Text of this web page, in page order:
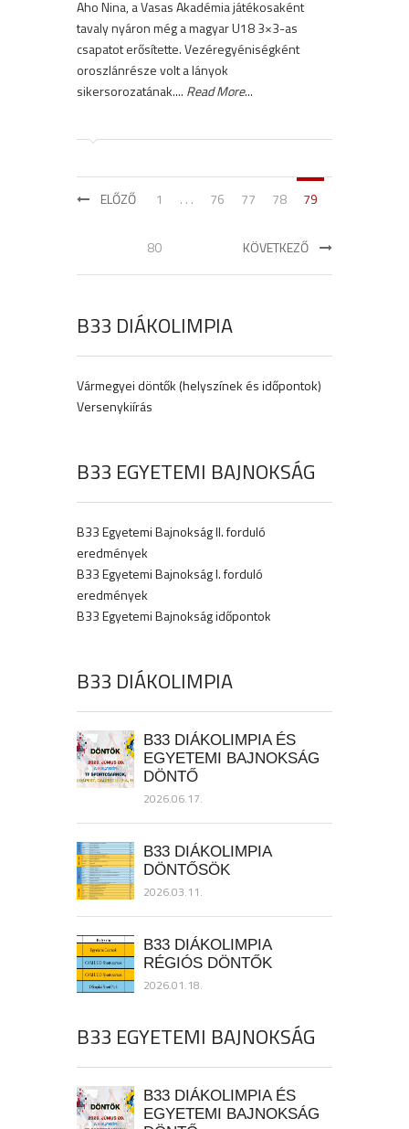
Aho Nina, a Vasas Akadémia játékosaként
tavaly nyáron még a magyar U18 3×3-as
csapatot erősítette. Vezéregyéniségként
oroszlánrésze volt a lányok
sikersorozatának.... Read More...
ELŐZŐ 1 . . . 76 77 78 79
80 KÖVETKEZŐ
B33 DIÁKOLIMPIA
Vármegyei döntők (helyszínek és időpontok)
Versenykiírás
B33 EGYETEMI BAJNOKSÁG
B33 Egyetemi Bajnokság II. forduló
eredmények
B33 Egyetemi Bajnokság I. forduló
eredmények
B33 Egyetemi Bajnokság időpontok
B33 DIÁKOLIMPIA
B33 DIÁKOLIMPIA ÉS
EGYETEMI BAJNOKSÁG
DÖNTŐ
2026.06.17.
B33 DIÁKOLIMPIA
DÖNTŐSÖK
2026.03.11.
B33 DIÁKOLIMPIA
RÉGIÓS DÖNTŐK
2026.01.18.
B33 EGYETEMI BAJNOKSÁG
B33 DIÁKOLIMPIA ÉS
EGYETEMI BAJNOKSÁG